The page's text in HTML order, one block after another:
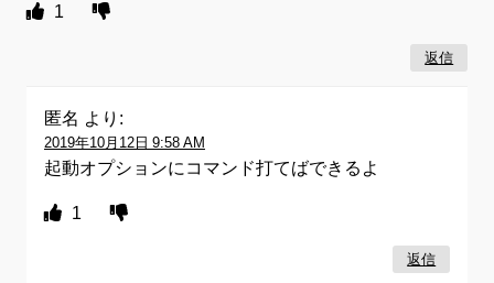
1
返信
匿名 より:
2019年10月12日 9:58 AM
起動オプションにコマンド打てばできるよ
1
返信